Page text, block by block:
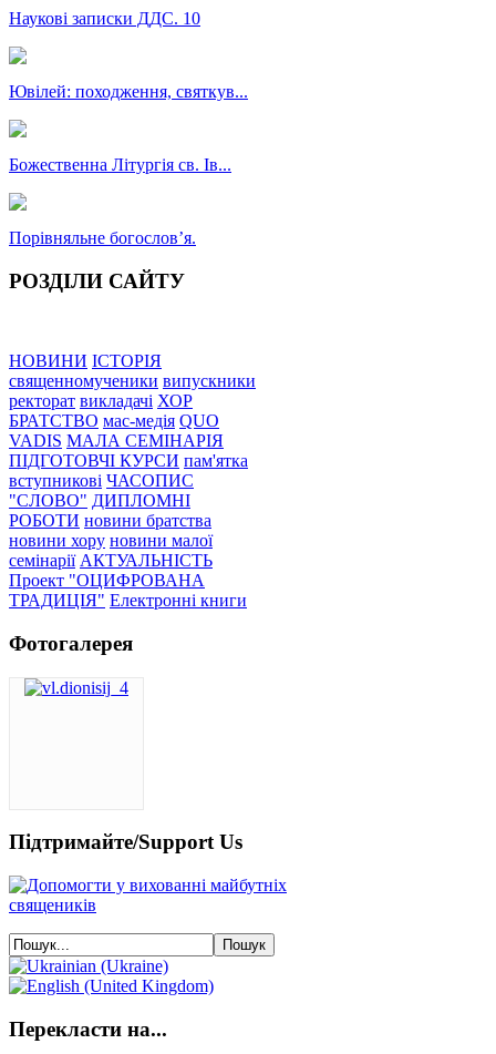
Наукові записки ДДС. 10
Ювілей: походження, святкув...
Божественна Літургія св. Ів...
Порівняльне богословʼя.
РОЗДІЛИ САЙТУ
НОВИНИ ІСТОРІЯ
священномученики випускники
ректорат викладачі ХОР
БРАТСТВО мас-медія QUO
VADIS МАЛА СЕМІНАРІЯ
ПІДГОТОВЧІ КУРСИ пам'ятка
вступникові ЧАСОПИС
"СЛОВО" ДИПЛОМНІ
РОБОТИ новини братства
новини хору новини малої
семінарії АКТУАЛЬНІСТЬ
Проект "ОЦИФРОВАНА
ТРАДИЦІЯ" Електронні книги
Фотогалерея
Підтримайте/Support Us
Перекласти на...